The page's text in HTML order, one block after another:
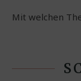
Mit welchen